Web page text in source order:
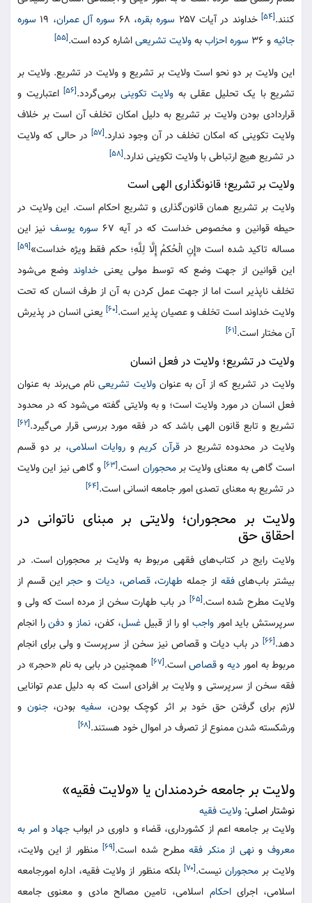
کنند.[۵۴] خداوند در آیات ۲۵۷ سوره بقره، ۶۸ سوره آل عمران، ۱۹
سوره
جاثیهو ۳۶ سوره احزاببهولایت تشریعیاشاره کرده است.[۵۵]
این ولایت بر دو نحو است ولایت بر تشریع و ولایت در تشریع. ولایت بر
تشریع با یک تحلیل عقلی به ولایت تکوینی برمی‌گردد.[۵۶]
اعتباریت و
قراردادی بودن ولایت بر تشریع به دلیل امکان تخلف آن است بر خلاف
ولایت تکوینی که امکان تخلف در آن وجود ندارد.[۵۷]
در حالی که ولایت
در تشریع هیچ ارتباطی با ولایت تکوینی ندارد.[۵۸]
ولایت بر تشریع؛ قانونگذاری الهی است
ولایت بر تشریع همان قانون‌گذاری و تشریع احکام است. این ولایت در
حیطه قوانین و مخصوص خداست که در آیه ۶۷
سوره یوسف نیز این
مساله تاکید شده است «إِنِ الْحُکمُ إِلَّا لِلَّهِ؛ حکم فقط ویژه خداست»[۵۹]
این قوانین از جهت وضع که توسط مولی یعنی خداوندوضع می‌شود
تخلف ناپذیر است اما از جهت عمل کردن به آن از طرف انسان که تحت
ولایت خداوند است تخلف و عصیان پذیر است.[۶۰]
یعنی انسان در پذیرش
آن مختار است.[۶۱]
ولایت در تشریع؛ ولایت در فعل انسان
ولایت در تشریع که از آن به عنوانولایت تشریعینام می‌برند به عنوان
فعل انسان در مورد ولایت است؛ و به ولایتی گفته می‌شود که در محدود
تشریع و تابع قانون الهی باشد که در فقه مورد بررسی قرار می‌گیرد.[۶۲]
ولایت در محدوده تشریع درقرآن کریم و روایات اسلامی، بر دو قسم
است گاهی به معنای ولایت برمحجوران است.[۶۳]
و گاهی نیز این ولایت
در تشریع به معنای تصدی امور جامعه انسانی است.[۶۴]
ولایت بر محجوران؛ ولایتی بر مبنای ناتوانی در
احقاق حق
ولایت رایج در کتاب‌های فقهی مربوط به ولایت بر محجوران است. در
بیشتر باب‌هایفقه از جمله طهارت،قصاص، دیات و حجراین قسم از
ولایت مطرح شده است.[۶۵]
در باب طهارت سخن از مرده است که ولی و
سرپرستش باید امورواجب او را از قبیل غسل، کفن،نماز و دفنرا انجام
دهد.[۶۶]
در باب دیات و قصاص نیز سخن از سرپرست و ولی برای انجام
مربوط به امور دیه وقصاصاست.[۶۷]
همچنین در بابی به نام «حجر» در
فقه سخن از سرپرستی و ولایت بر افرادی است که به دلیل عدم توانایی
لازم برای گرفتن حق خود بر اثر کوچک بودن، سفیهبودن،جنون و
ورشکسته شدن ممنوع از تصرف در اموال خود هستند.[۶۸]
ولایت بر جامعه خردمندان یا «ولایت فقیه»
نوشتار اصلی: ولایت فقیه
ولایت بر جامعه اعم از کشورداری، قضاء و داوری در ابواب جهادو امر به
معروفونهی از منکر فقهمطرح شده است.[۶۹]
منظور از این ولایت،
ولایت برمحجوران نیست.[۷۰]
بلکه منظور از ولایت فقیه، اداره امورجامعه
اسلامی، اجرایاحکام اسلامی، تامین مصالح مادی و معنوی جامعه